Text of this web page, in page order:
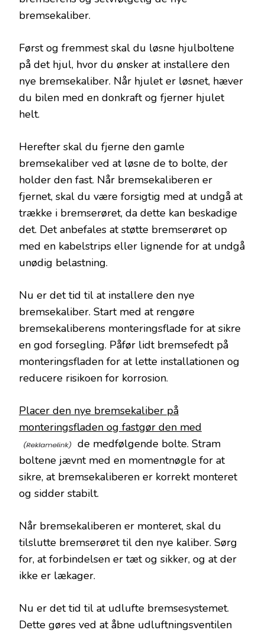
bremsekaliber.
Først og fremmest skal du løsne hjulboltene
på det hjul, hvor du ønsker at installere den
nye bremsekaliber. Når hjulet er løsnet, hæver
du bilen med en donkraft og fjerner hjulet
helt.
Herefter skal du fjerne den gamle
bremsekaliber ved at løsne de to bolte, der
holder den fast. Når bremsekaliberen er
fjernet, skal du være forsigtig med at undgå at
trække i bremserøret, da dette kan beskadige
det. Det anbefales at støtte bremserøret op
med en kabelstrips eller lignende for at undgå
unødig belastning.
Nu er det tid til at installere den nye
bremsekaliber. Start med at rengøre
bremsekaliberens monteringsflade for at sikre
en god forsegling. Påfør lidt bremsefedt på
monteringsfladen for at lette installationen og
reducere risikoen for korrosion.
Placer den nye bremsekaliber på
monteringsfladen og fastgør den med
de medfølgende bolte. Stram
boltene jævnt med en momentnøgle for at
sikre, at bremsekaliberen er korrekt monteret
og sidder stabilt.
Når bremsekaliberen er monteret, skal du
tilslutte bremserøret til den nye kaliber. Sørg
for, at forbindelsen er tæt og sikker, og at der
ikke er lækager.
Nu er det tid til at udlufte bremsesystemet.
Dette gøres ved at åbne udluftningsventilen